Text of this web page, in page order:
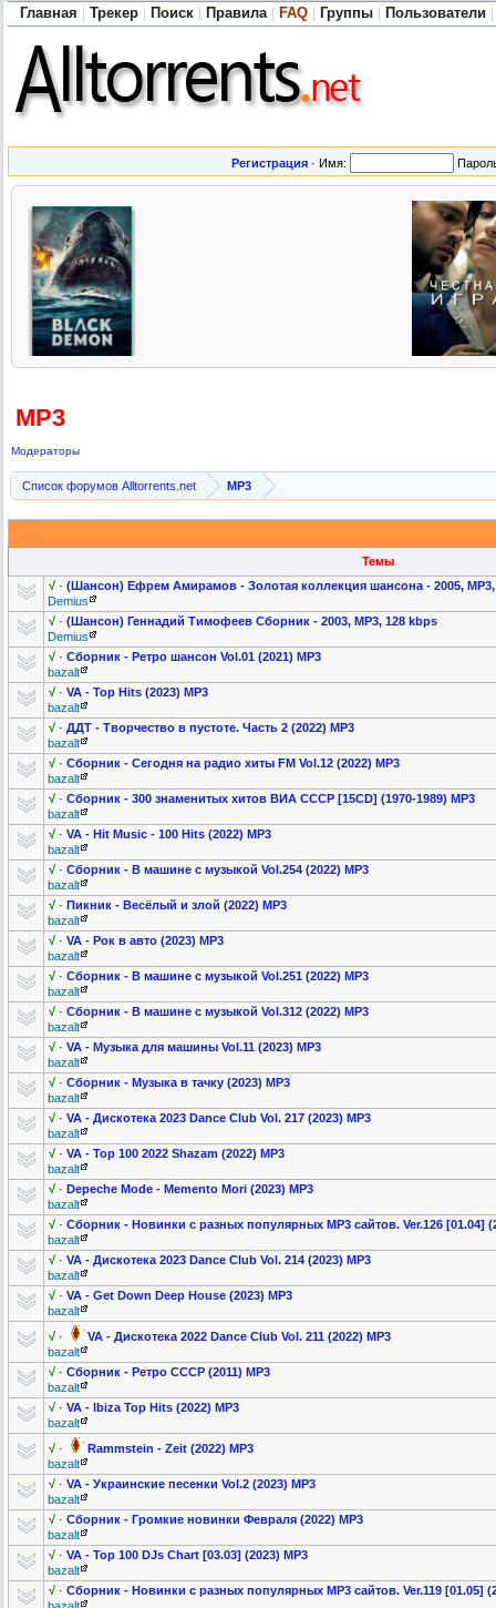
Главная Трекер Поиск Правила FAQ Группы Пользователи
Регистрация · Имя:
MP3
Модераторы
Список форумов Alltorrents.net MP3
Темы
√ · (Шансон) Ефрем Амирамов - Золотая коллекция шансона - 2005, MP3,
Demius
√ · (Шансон) Геннадий Тимофеев Сборник - 2003, MP3, 128 kbps
Demius
√ · Сборник - Ретро шансон Vol.01 (2021) MP3
bazalt
√ · VA - Top Hits (2023) MP3
bazalt
√ · ДДТ - Творчество в пустоте. Часть 2 (2022) MP3
bazalt
√ · Сборник - Сегодня на радио хиты FM Vol.12 (2022) MP3
bazalt
√ · Cбoрник - 300 знаменитых хитов ВИА СССР [15CD] (1970-1989) MP3
bazalt
√ · VA - Hit Music - 100 Hits (2022) MP3
bazalt
√ · Сборник - В машине с музыкой Vol.254 (2022) MP3
bazalt
√ · Пикник - Весёлый и злой (2022) MP3
bazalt
√ · VA - Рок в авто (2023) MP3
bazalt
√ · Сборник - В машине с музыкой Vol.251 (2022) MP3
bazalt
√ · Сборник - В машине с музыкой Vol.312 (2022) MP3
bazalt
√ · VA - Музыка для машины Vol.11 (2023) MP3
bazalt
√ · Cбoрник - Музыка в тачку (2023) MP3
bazalt
√ · VA - Дискотека 2023 Dance Club Vol. 217 (2023) MP3
bazalt
√ · VA - Top 100 2022 Shazam (2022) MP3
bazalt
√ · Depeche Mode - Memento Mori (2023) MP3
bazalt
√ · Сборник - Новинки с разных популярных MP3 сайтов. Ver.126 [01.04]
bazalt
√ · VA - Дискотека 2023 Dance Club Vol. 214 (2023) MP3
bazalt
√ · VA - Get Down Deep House (2023) MP3
bazalt
√ ·
VA - Дискотека 2022 Dance Club Vol. 211 (2022) MP3
bazalt
√ · Сборник - Ретро СССР (2011) MP3
bazalt
√ · VA - Ibiza Top Hits (2022) MP3
bazalt
√ ·
Rammstein - Zeit (2022) MP3
bazalt
√ · VA - Украинские песенки Vol.2 (2023) MP3
bazalt
√ · Сборник - Громкие новинки Февраля (2022) MP3
bazalt
√ · VA - Top 100 DJs Chart [03.03] (2023) MP3
bazalt
√ · Сборник - Новинки с разных популярных MP3 сайтов. Ver.119 [01.05]